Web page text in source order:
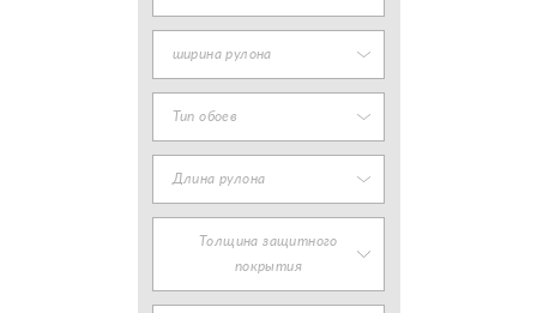
ширина рулона
Тип обоев
Длина рулона
Толщина защитного
покрытия